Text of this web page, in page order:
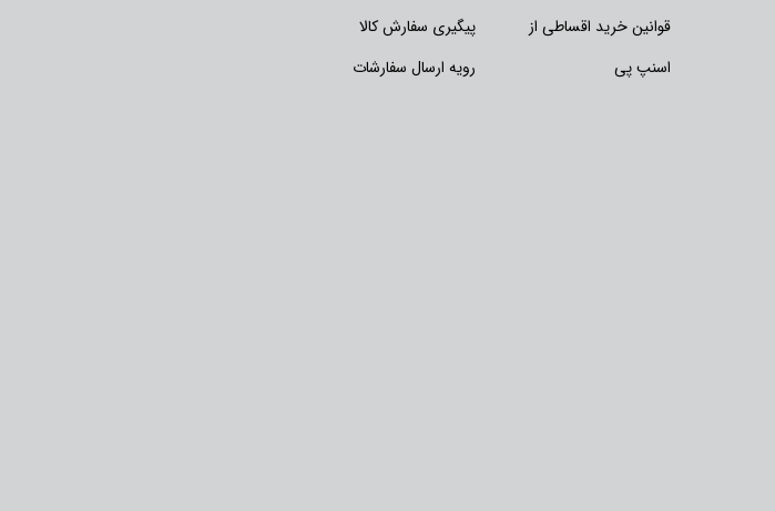
قوانین خرید اقساطی از
اسنپ پی
پیگیری سفارش کالا
رویه ارسال سفارشات